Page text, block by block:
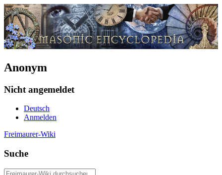
Anonym
Nicht angemeldet
Deutsch
Anmelden
Freimaurer-Wiki
Suche